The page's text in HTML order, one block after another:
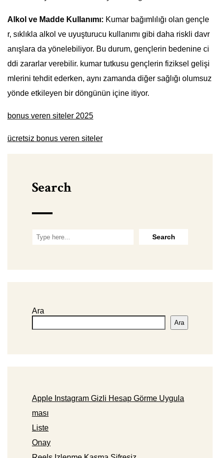
Alkol ve Madde Kullanımı: Kumar bağımlılığı olan gençle
r, sıklıkla alkol ve uyuşturucu kullanımı gibi daha riskli davr
anışlara da yönelebiliyor. Bu durum, gençlerin bedenine ci
ddi zararlar verebilir. kumar tutkusu gençlerin fiziksel gelişi
mlerini tehdit ederken, aynı zamanda diğer sağlığı olumsuz
yönde etkileyen bir döngünün içine itiyor.
bonus veren siteler 2025
ücretsiz bonus veren siteler
Search
Ara
Ara
Apple Instagram Gizli Hesap Görme Uygula
ması
Liste
Onay